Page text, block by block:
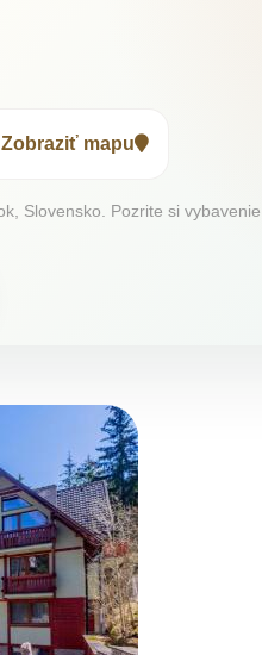
Zobraziť mapu
Slovensko. Pozrite si